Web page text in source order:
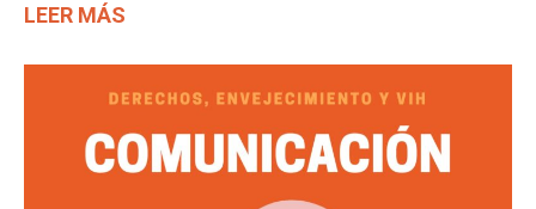
LEER MÁS